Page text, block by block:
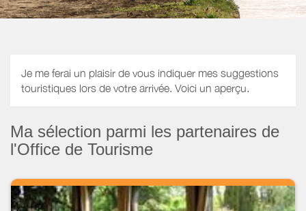
Je me ferai un plaisir de vous indiquer mes suggestions
touristiques lors de votre arrivée. Voici un aperçu.
Ma sélection parmi les partenaires de
l'Office de Tourisme